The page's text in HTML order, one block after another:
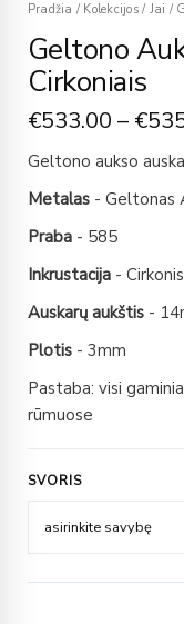
Pradžia / Kolekcijos / Jai /
Geltono
Cirkoniais
€533.00 – €
Geltono aukso
Metalas - Geltonas
Praba - 585
Inkrustacija - Cirkonis
Auskarų aukštis -
Plotis - 3mm
Pastaba: visi
rūmuose
SVORIS